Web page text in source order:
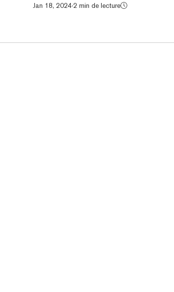
Jan 18, 2024·2 min de lecture